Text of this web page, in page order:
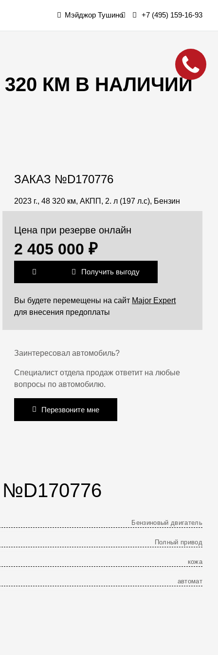
Мэйджор Тушино +7 (495) 159-16-93
320 КМ В НАЛИЧИИ
ЗАКАЗ №D170776
2023 г., 48 320 км, АКПП, 2. л (197 л.с), Бензин
Цена при резерве онлайн
2 405 000 ₽
Получить выгоду
Вы будете перемещены на сайт Major Expert
для внесения предоплаты
Заинтересовал автомобиль?
Специалист отдела продаж ответит на любые
вопросы по автомобилю.
Перезвоните мне
№D170776
Бензиновый двигатель
Полный привод
кожа
автомат